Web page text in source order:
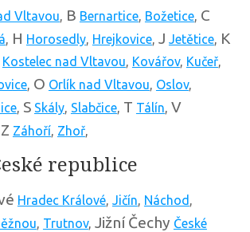
Vltavou, B Bernartice, Božetice, C
, H Horosedly, Hrejkovice, J Jetětice, K
Kostelec nad Vltavou, Kovářov, Kučeř,
, O Orlík nad Vltavou, Oslov,
, S Skály, Slabčice, T Tálín, V
Z Záhoří, Zhoř,
republice
Hradec Králové, Jičín, Náchod ,
, Trutnov, Jižní Čechy České